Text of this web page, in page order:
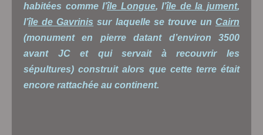
habitées comme l’île Longue, l’île de la jument,
l’île de Gavrinis sur laquelle se trouve un Cairn
(monument en pierre datant d’environ 3500
avant JC et qui servait à recouvrir les
sépultures) construit alors que cette terre était
encore rattachée au continent.